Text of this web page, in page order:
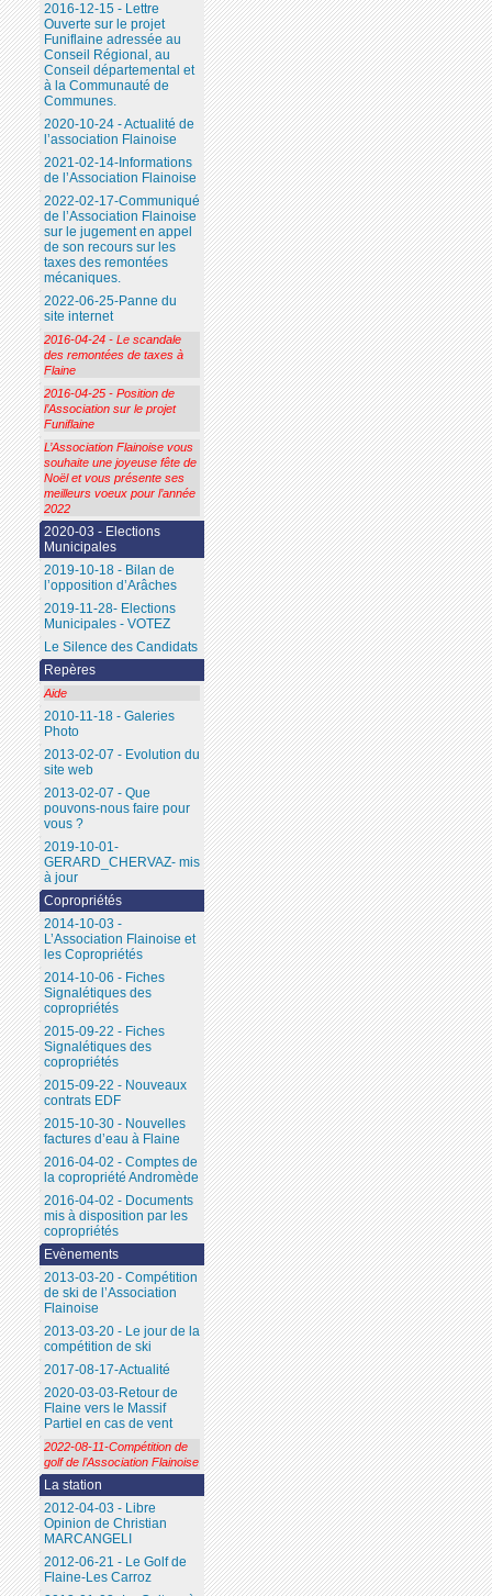
2016-12-15 - Lettre
Ouverte sur le projet
Funiflaine adressée au
Conseil Régional, au
Conseil départemental et
à la Communauté de
Communes.
2020-10-24 - Actualité de
l’association Flainoise
2021-02-14-Informations
de l’Association Flainoise
2022-02-17-Communiqué
de l’Association Flainoise
sur le jugement en appel
de son recours sur les
taxes des remontées
mécaniques.
2022-06-25-Panne du
site internet
2016-04-24 - Le scandale
des remontées de taxes à
Flaine
2016-04-25 - Position de
l’Association sur le projet
Funiflaine
L’Association Flainoise vous
souhaite une joyeuse fête de
Noël et vous présente ses
meilleurs voeux pour l’année
2022
2020-03 - Elections
Municipales
2019-10-18 - Bilan de
l’opposition d’Arâches
2019-11-28- Elections
Municipales - VOTEZ
Le Silence des Candidats
Repères
Aide
2010-11-18 - Galeries
Photo
2013-02-07 - Evolution du
site web
2013-02-07 - Que
pouvons-nous faire pour
vous ?
2019-10-01-
GERARD_CHERVAZ- mis
à jour
Copropriétés
2014-10-03 -
L’Association Flainoise et
les Copropriétés
2014-10-06 - Fiches
Signalétiques des
copropriétés
2015-09-22 - Fiches
Signalétiques des
copropriétés
2015-09-22 - Nouveaux
contrats EDF
2015-10-30 - Nouvelles
factures d’eau à Flaine
2016-04-02 - Comptes de
la copropriété Andromède
2016-04-02 - Documents
mis à disposition par les
copropriétés
Evènements
2013-03-20 - Compétition
de ski de l’Association
Flainoise
2013-03-20 - Le jour de la
compétition de ski
2017-08-17-Actualité
2020-03-03-Retour de
Flaine vers le Massif
Partiel en cas de vent
2022-08-11-Compétition de
golf de l’Association Flainoise
La station
2012-04-03 - Libre
Opinion de Christian
MARCANGELI
2012-06-21 - Le Golf de
Flaine-Les Carroz